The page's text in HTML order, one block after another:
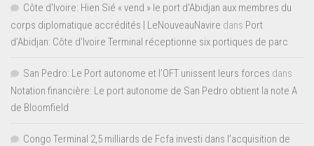
Côte d'Ivoire: Hien Sié « vend » le port d'Abidjan aux membres du
corps diplomatique accrédités | LeNouveauNavire dans Port
d’Abidjan: Côte d’Ivoire Terminal réceptionne six portiques de parc
San Pedro: Le Port autonome et l’OFT unissent leurs forces dans
Notation financière: Le port autonome de San Pedro obtient la note A
de Bloomfield
Congo Terminal 2,5 milliards de Fcfa investi dans l’acquisition de